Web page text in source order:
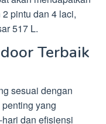
pintu dan 4 laci,
517 L.
Terbaik
sesuai dengan
yang
dan efisiensi